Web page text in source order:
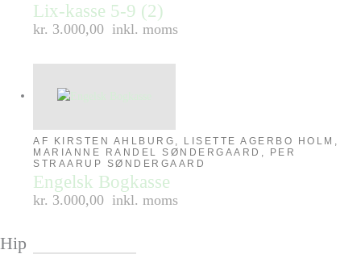
Lix-kasse 5-9 (2)
kr. 3.000,00 inkl. moms
AF KIRSTEN AHLBURG, LISETTE AGERBO HOLM,
MARIANNE RANDEL SØNDERGAARD, PER
STRAARUP SØNDERGAARD
Engelsk Bogkasse
kr. 3.000,00 inkl. moms
Hip